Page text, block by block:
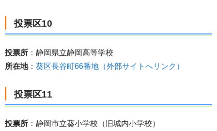
投票区10
投票所 ：静岡県立静岡高等学校
所在地： 葵区長谷町66番地（外部サイトへリンク）
投票区11
投票所 ：静岡市立葵小学校（旧城内小学校）